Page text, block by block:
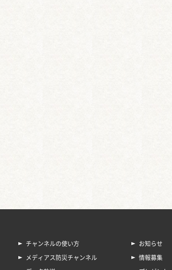
チャンネルの使い方
メディアス防災チャンネル
お知らせ
情報募集